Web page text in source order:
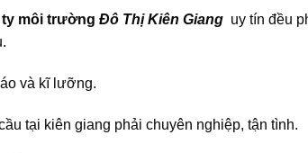
môi trường Đô Thị Kiên Giang uy tín đều
và kĩ lưỡng.
tại kiên giang phải chuyên nghiệp, tận tình.